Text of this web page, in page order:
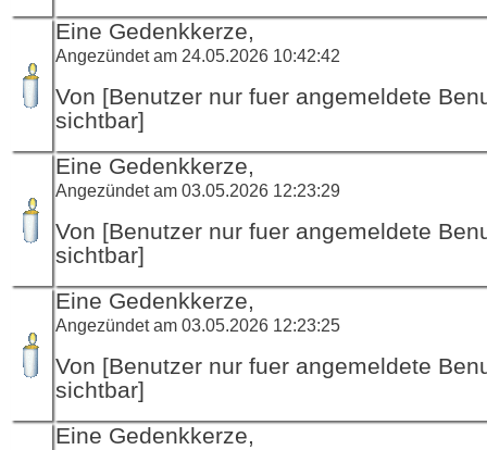
Eine Gedenkkerze,
Angezündet am 24.05.2026 10:42:42
Von [Benutzer nur fuer angemeldete
sichtbar]
Eine Gedenkkerze,
Angezündet am 03.05.2026 12:23:29
Von [Benutzer nur fuer angemeldete
sichtbar]
Eine Gedenkkerze,
Angezündet am 03.05.2026 12:23:25
Von [Benutzer nur fuer angemeldete
sichtbar]
Eine Gedenkkerze,